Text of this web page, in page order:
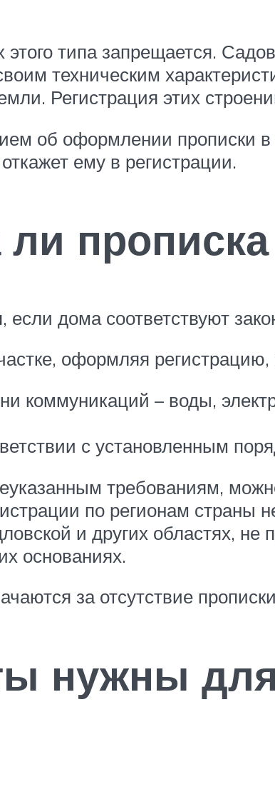
этого типа запрещается.
техническим
Регистрация этих
об оформлении прописки в
ему в регистрации.
если дома соответствуют
оформляя
коммуникаций – воды,
с установленным
требованиям,
по регионам страны
и других областях, не
основаниях.
за отсутствие прописки
нужны